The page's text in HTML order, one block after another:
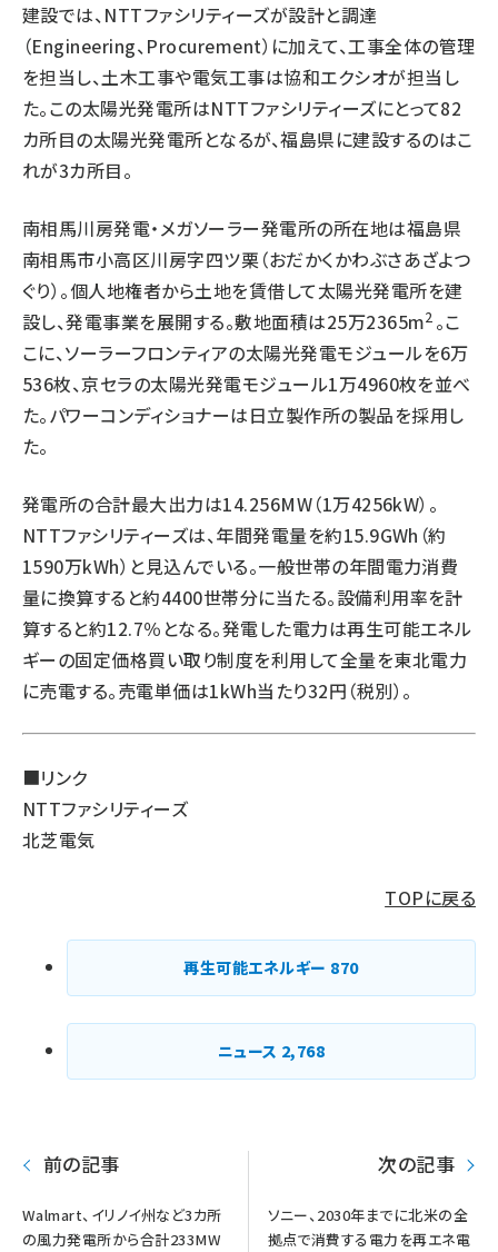
建設では、NTTファシリティーズが設計と調達
（Engineering、Procurement）に加えて、工事全体の管理
を担当し、土木工事や電気工事は協和エクシオが担当し
た。この太陽光発電所はNTTファシリティーズにとって82
カ所目の太陽光発電所となるが、福島県に建設するのはこ
れが3カ所目。
南相馬川房発電・メガソーラー発電所の所在地は福島県
南相馬市小高区川房字四ツ栗（おだかくかわぶさあざよつ
ぐり）。個人地権者から土地を賃借して太陽光発電所を建
設し、発電事業を展開する。敷地面積は25万2365m2 。こ
こに、ソーラーフロンティアの太陽光発電モジュールを6万
536枚、京セラの太陽光発電モジュール1万4960枚を並べ
た。パワーコンディショナーは日立製作所の製品を採用し
た。
発電所の合計最大出力は14.256MW（1万4256kW）。
NTTファシリティーズは、年間発電量を約15.9GWh（約
1590万kWh）と見込んでいる。一般世帯の年間電力消費
量に換算すると約4400世帯分に当たる。設備利用率を計
算すると約12.7％となる。発電した電力は再生可能エネル
ギーの固定価格買い取り制度を利用して全量を東北電力
に売電する。売電単価は1kWh当たり32円（税別）。
■リンク
NTTファシリティーズ
北芝電気
TOPに戻る
再生可能エネルギー 870
ニュース 2,768
前の記事
Walmart、イリノイ州など3カ所
の風力発電所から合計233MW
次の記事
ソニー、2030年までに北米の全
拠点で消費する電力を再エネ電